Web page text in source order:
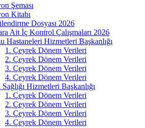
Şeması
Kitabı
Dosyası 2026
Ait İç Kontrol Çalışmaları 2026
Hastaneleri Hizmetleri Başkanlığı
1. Çeyrek Dönem Verileri
2. Çeyrek Dönem Verileri
3. Çeyrek Dönem Verileri
4. Çeyrek Dönem Verileri
Hizmetleri Başkanlığı
1. Çeyrek Dönem Verileri
2. Çeyrek Dönem Verileri
3. Çeyrek Dönem Verileri
4. Çeyrek Dönem Verileri